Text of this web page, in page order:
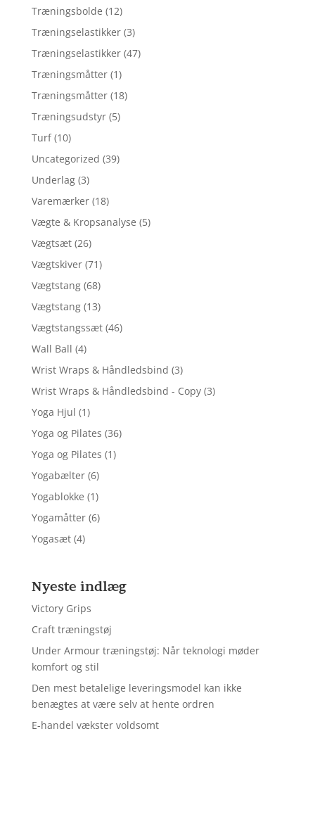
Træningsbolde (12)
Træningselastikker (3)
Træningselastikker (47)
Træningsmåtter (1)
Træningsmåtter (18)
Træningsudstyr (5)
Turf (10)
Uncategorized (39)
Underlag (3)
Varemærker (18)
Vægte & Kropsanalyse (5)
Vægtsæt (26)
Vægtskiver (71)
Vægtstang (68)
Vægtstang (13)
Vægtstangssæt (46)
Wall Ball (4)
Wrist Wraps & Håndledsbind (3)
Wrist Wraps & Håndledsbind - Copy (3)
Yoga Hjul (1)
Yoga og Pilates (36)
Yoga og Pilates (1)
Yogabælter (6)
Yogablokke (1)
Yogamåtter (6)
Yogasæt (4)
Nyeste indlæg
Victory Grips
Craft træningstøj
Under Armour træningstøj: Når teknologi møder
komfort og stil
Den mest betalelige leveringsmodel kan ikke
benægtes at være selv at hente ordren
E-handel vækster voldsomt